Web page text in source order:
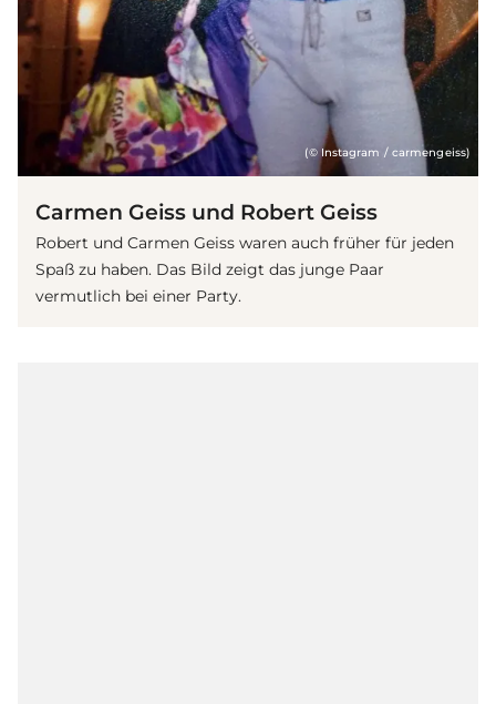
(© Instagram / carmengeiss)
Carmen Geiss und Robert Geiss
Robert und Carmen Geiss waren auch früher für jeden
Spaß zu haben. Das Bild zeigt das junge Paar
vermutlich bei einer Party.